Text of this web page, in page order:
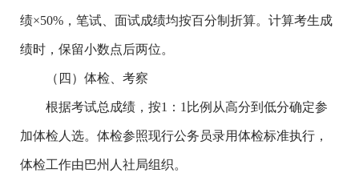
绩×50%，笔试、面试成绩均按百分制折算。计算考生成
绩时，保留小数点后两位。
（四）体检、考察
根据考试总成绩，按1：1比例从高分到低分确定参
加体检人选。体检参照现行公务员录用体检标准执行，
体检工作由巴州人社局组织。